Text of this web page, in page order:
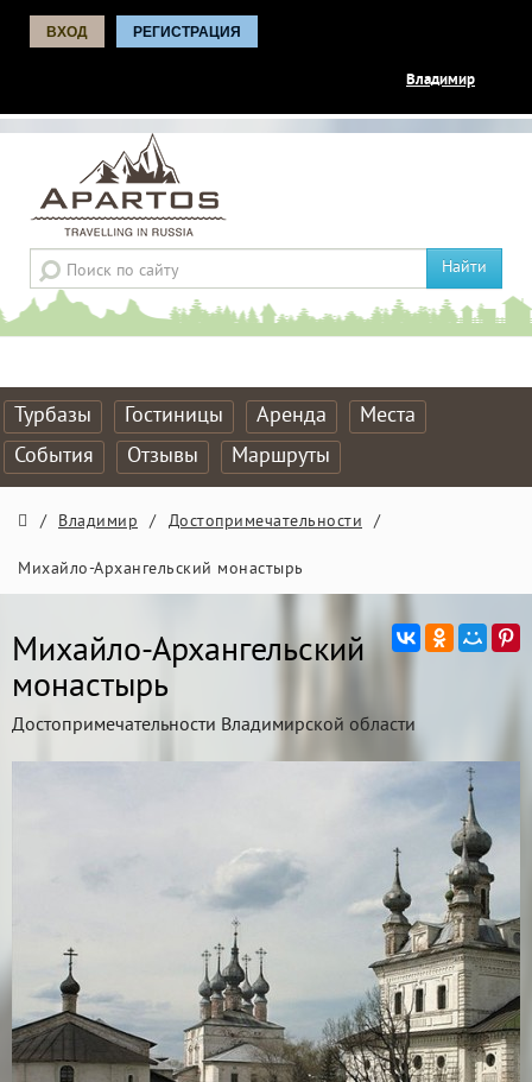
ВХОД РЕГИСТРАЦИЯ
Владимир
Найти
Турбазы Гостиницы Аренда
Места
События
Отзывы Маршруты
/ Владимир / Достопримечательности /
Михайло-Архангельский монастырь
Михайло-Архангельский
монастырь
Достопримечательности Владимирской области